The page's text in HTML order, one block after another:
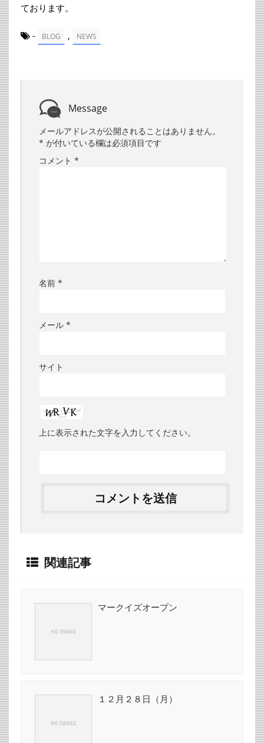
ております。
- BLOG , NEWS
Message
メールアドレスが公開されることはありません。
* が付いている欄は必須項目です
コメント *
名前 *
メール *
サイト
上に表示された文字を入力してください。
関連記事
マークイズオープン
１２月２８日（月）